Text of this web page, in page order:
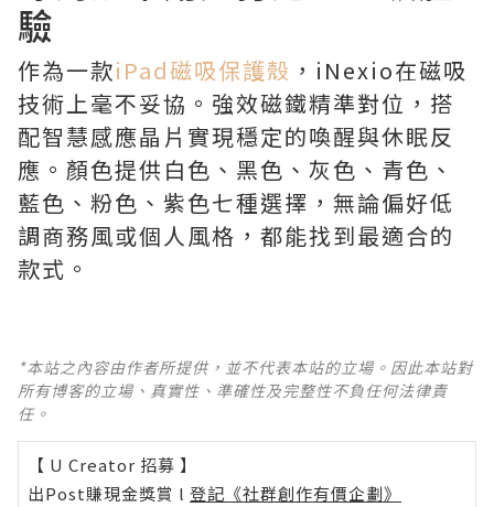
驗
作為一款iPad磁吸保護殼 ，iNexio在磁吸
技術上毫不妥協。強效磁鐵精準對位，搭
配智慧感應晶片實現穩定的喚醒與休眠反
應。顏色提供白色、黑色、灰色、青色、
藍色、粉色、紫色七種選擇，無論偏好低
調商務風或個人風格，都能找到最適合的
款式。
*本站之內容由作者所提供，並不代表本站的立場。因此本站對
所有博客的立場、真實性、準確性及完整性不負任何法律責
任。
【 U Creator 招募 】
出Post賺現金獎賞 l 登記《社群創作有價企劃》